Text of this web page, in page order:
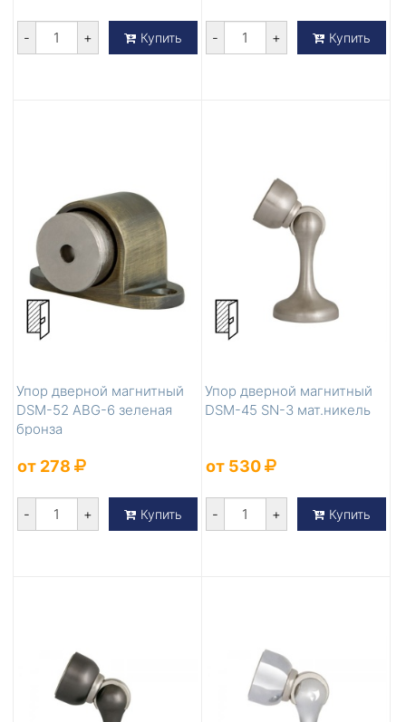
- + Купить - + Купить
Упор дверной магнитный
DSM-52 ABG-6 зеленая
бронза
от 278
- + Купить
Упор дверной магнитный
DSM-45 SN-3 мат.никель
от 530
- + Купить